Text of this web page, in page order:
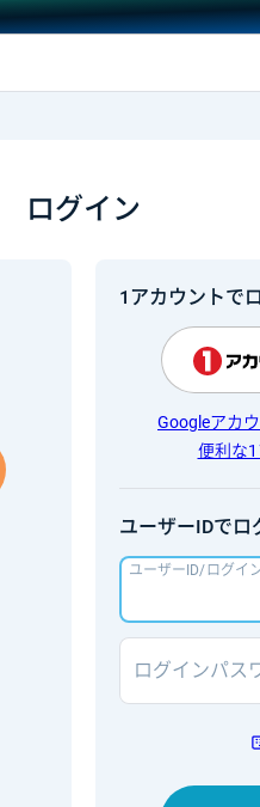
ログイン
1アカウントで
Googleアカ
便利な1
ユーザーIDでロ
ユーザーID/ログイ
ログインパス